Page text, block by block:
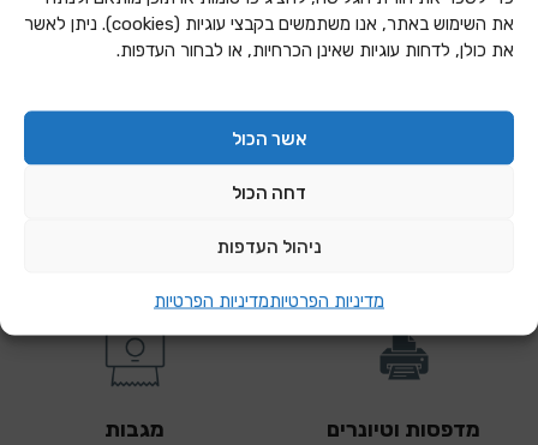
את השימוש באתר, אנו משתמשים בקבצי עוגיות (cookies). ניתן לאשר
את כולן, לדחות עוגיות שאינן הכרחיות, או לבחור העדפות.
אשר הכול
דחה הכול
ניהול העדפות
מדיניות הפרטיותמדיניות הפרטיות
קטגוריות מובילות
מדפסות וטיונרים מגבות